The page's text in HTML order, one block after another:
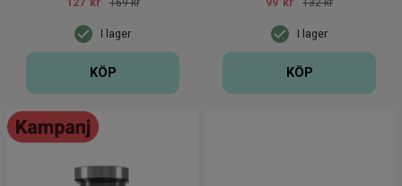
I lager
127 kr 169 kr
KÖP
I lager
99 kr 132 kr
KÖP